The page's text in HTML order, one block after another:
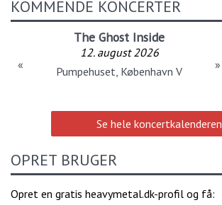
KOMMENDE KONCERTER
The Ghost Inside
12. august 2026
Pumpehuset, København V
« »
Se hele koncertkalenderen
OPRET BRUGER
Opret en gratis heavymetal.dk-profil og få: